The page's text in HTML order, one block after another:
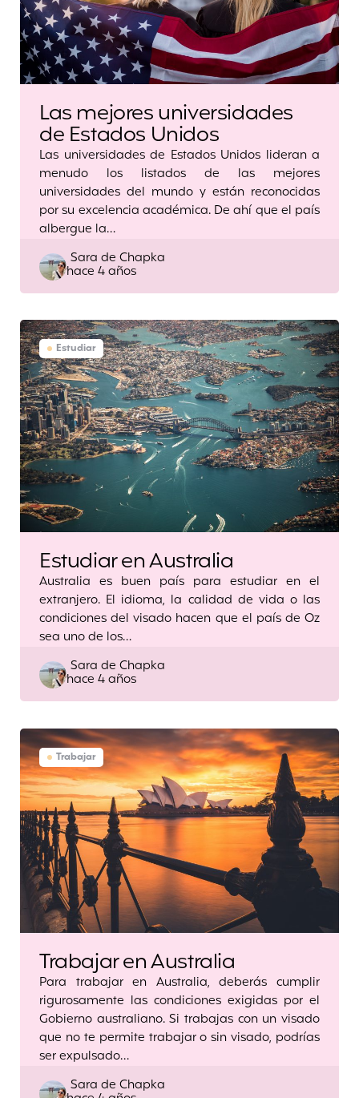
Las mejores universidades
de Estados Unidos
Las universidades de Estados Unidos lideran a
menudo los listados de las mejores
universidades del mundo y están reconocidas
por su excelencia académica. De ahí que el país
albergue la…
Posted
by
Sara de Chapka
hace 4 años
Estudiar
Estudiar en Australia
Australia es buen país para estudiar en el
extranjero. El idioma, la calidad de vida o las
condiciones del visado hacen que el país de Oz
sea uno de los…
Posted
by
Sara de Chapka
hace 4 años
Trabajar
Trabajar en Australia
Para trabajar en Australia, deberás cumplir
rigurosamente las condiciones exigidas por el
Gobierno australiano. Si trabajas con un visado
que no te permite trabajar o sin visado, podrías
ser expulsado…
Posted
Sara de Chapka